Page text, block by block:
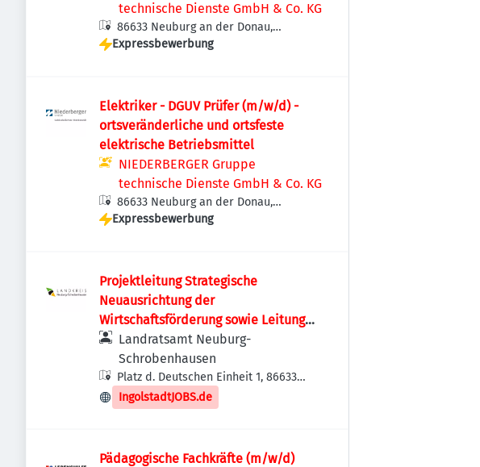
technische Dienste GmbH & Co. KG
86633 Neuburg an der Donau,
Deutschland
Expressbewerbung
Elektriker - DGUV Prüfer (m/w/d) -
ortsveränderliche und ortsfeste
elektrische Betriebsmittel
NIEDERBERGER Gruppe
technische Dienste GmbH & Co. KG
86633 Neuburg an der Donau,
Deutschland
Expressbewerbung
Projektleitung Strategische
Neuausrichtung der
Wirtschaftsförderung sowie Leitung
Sachgebiet 14 – Landkreisentwicklung
(m/w/d)
Landratsamt Neuburg-
Schrobenhausen
Platz d. Deutschen Einheit 1, 86633
Neuburg an der Donau, Deutschland
IngolstadtJOBS.de
Pädagogische Fachkräfte (m/w/d)